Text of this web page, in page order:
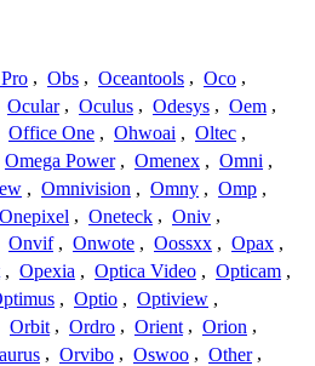
, Obs , Oceantools , Oco ,
Ocular , Oculus , Odesys , Oem ,
Office One , Ohwoai , Oltec ,
Omega Power , Omenex , Omni ,
, Omnivision , Omny , Omp ,
Onepixel , Oneteck , Oniv ,
Onvif , Onwote , Oossxx , Opax ,
, Opexia , Optica Video , Opticam ,
, Optio , Optiview ,
Orbit , Ordro , Orient , Orion ,
, Orvibo , Oswoo , Other ,